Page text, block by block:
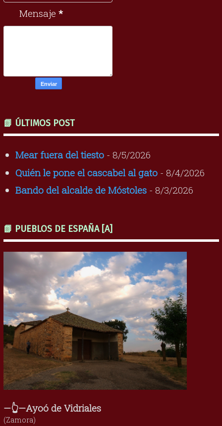
Mensaje *
📗 ÚLTIMOS POST
Mear fuera del tiesto- 8/5/2026
Quién le pone el cascabel al gato- 8/4/2026
Bando del alcalde de Móstoles- 8/3/2026
📗 PUEBLOS DE ESPAÑA [A]
—👆—Ayoó de Vidriales
(Zamora)